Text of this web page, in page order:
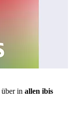
über in allen ibis